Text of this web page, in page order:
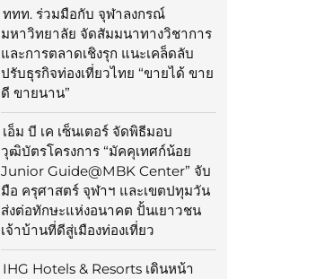
ททท. ร่วมมือกับ จุฬาลงกรณ์
มหาวิทยาลัย จัดสัมมนาทางวิชาการ
และการตลาดเชิงรุก แนะเคล็ดลับ
ปรับธุรกิจท่องเที่ยวไทย “ขายได้ ขาย
ดี ขายนาน”
เอ็ม บี เค เซ็นเตอร์ จัดพิธีมอบ
วุฒิบัตรโครงการ “มัคคุเทศก์น้อย
Junior Guide@MBK Center” จับ
มือ ครุศาสตร์ จุฬาฯ และเขตปทุมวัน
ส่งต่อทักษะแห่งอนาคต ปั้นเยาวชน
เจ้าบ้านที่ดีสู่เมืองท่องเที่ยว
IHG Hotels & Resorts เดินหน้า